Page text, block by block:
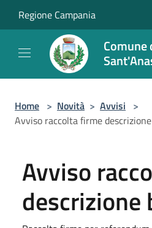
Regione Campania
Comune
Home > Novità > Avvisi >
Avviso raccolta firme
Avviso
descrizione